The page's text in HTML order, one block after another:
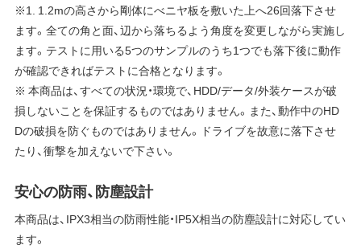
※1. 1.2mの高さから剛体にべニヤ板を敷いた上へ26回落下させ
ます。全ての角と面、辺から落ちるよう角度を変更しながら実施し
ます。テストに用いる5つのサンプルのうち1つでも落下後に動作
が確認できればテストに合格となります。
※ 本商品は、すべての状況・環境で、HDD/データ/外装ケースが破
損しないことを保証するものではありません。また、動作中のHD
Dの破損を防ぐものではありません。ドライブを故意に落下させ
たり、衝撃を加えないで下さい。
安心の防雨、防塵設計
本商品は、IPX3相当の防雨性能・IP5X相当の防塵設計に対応してい
ます。